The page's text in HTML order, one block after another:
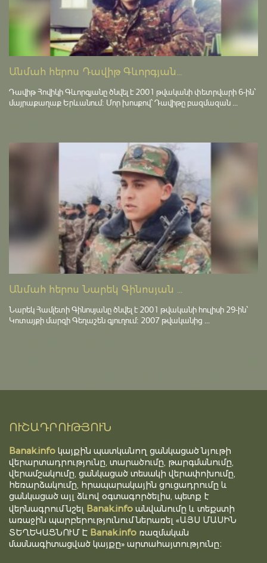
Անմահ հերոս Դավիթ Գևորգյան...
Դավիթ Հովիկի Գևորգյանը ծնվել է 2001 թվականի փետրվարի 6-ին՝
մայրաքաղաք Երևանում։ Մոր խոսքով՝ Դավիթը բազմազան ...
Անմահ հերոս Նարեկ Գինոսյան ...
Նարեկ Համլետի Գինոսյանը ծնվել է 2001 թվականի հուլիսի 29-ին՝
Կոտայքի մարզի Գեղաշեն գյուղում։ 2007 թվականից ...
ՈՒՇԱԴՐՈՒԹՅՈՒՆ
Banak.info կայքին պատկանող ցանկացած նյութի
վերարտադրությունը, տարածումը, թարգմանումը,
վերամշակումը, ցանկացած տեսակի վերափոխումը,
հեռարձակումը, հրապարակային ցուցադրումը և
ցանկացած այլ ձևով օգտագործելիս, պետք է
վերնագրում նշել Banak.info անվանումը և տեքստի
առաջին պարբերությունում ներառել «ԱՅՍ ՄԱՍԻՆ
ՏԵՂԵԿԱՑՆՈՒՄ Է Banak.info ռազմական
մասնագիտացված կայքը» արտահայտությունը։